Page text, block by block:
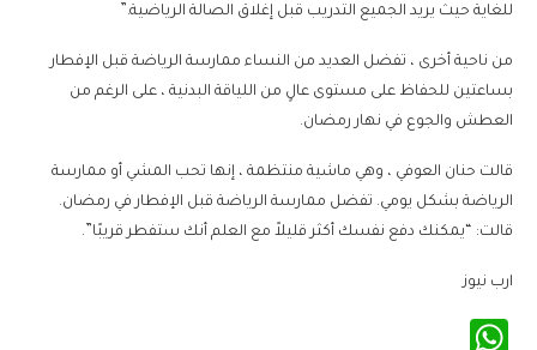
للغاية حيث يريد الجميع التدريب قبل إغلاق الصالة الرياضية.”
من ناحية أخرى ، تفضل العديد من النساء ممارسة الرياضة قبل الإفطار
بساعتين للحفاظ على مستوى عالٍ من اللياقة البدنية ، على الرغم من
العطش والجوع في نهار رمضان.
قالت حنان العوفي ، وهي ماشية منتظمة ، إنها تحب المشي أو ممارسة
الرياضة بشكل يومي. تفضل ممارسة الرياضة قبل الإفطار في رمضان.
قالت: “يمكنك دفع نفسك أكثر قليلاً مع العلم أنك ستفطر قريبًا”.
ارب نيوز